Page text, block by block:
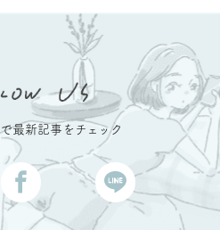
最新記事をチェック